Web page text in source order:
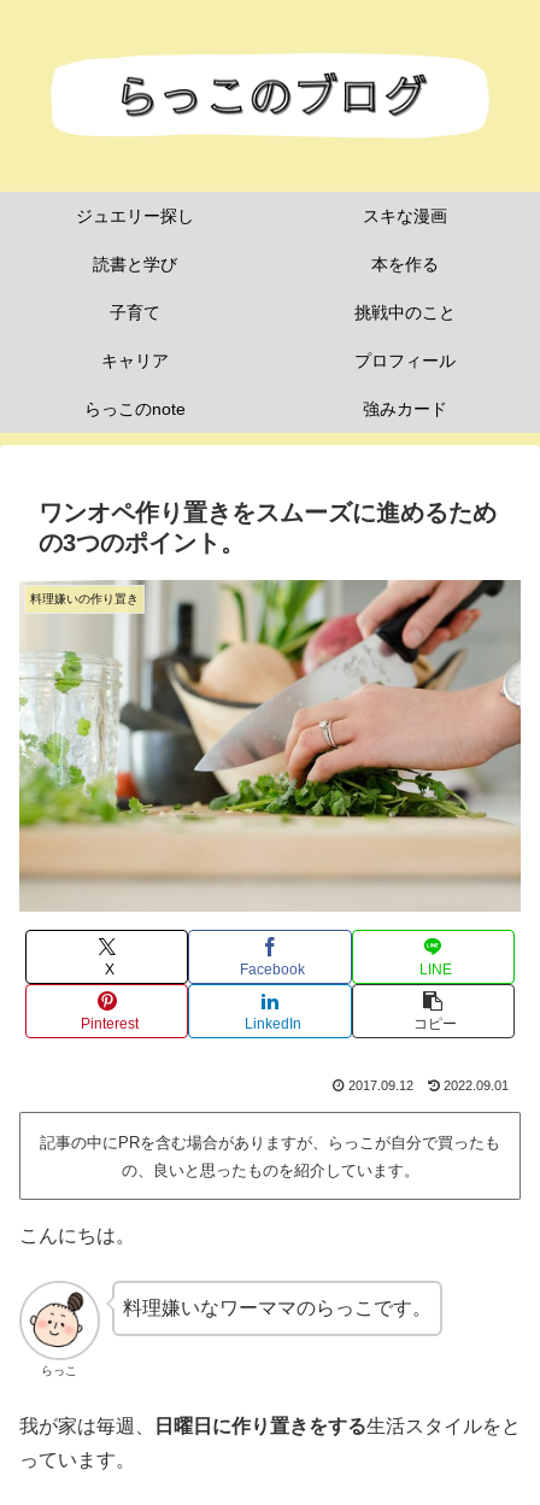
ジュエリー探し スキな漫画
読書と学び 本を作る
子育て 挑戦中のこと
キャリア プロフィール
らっこのnote 強みカード
ワンオペ作り置きをスムーズに進めるため
の3つのポイント。
料理嫌いの作り置き
X Facebook LINE
Pinterest LinkedIn コピー
2017.09.12 2022.09.01
記事の中にPRを含む場合がありますが、らっこが自分で買ったも
の、良いと思ったものを紹介しています。
こんにちは。
らっこ
料理嫌いなワーママのらっこです。
我が家は毎週、 日曜日に作り置きをする生活スタイルをと
っています。